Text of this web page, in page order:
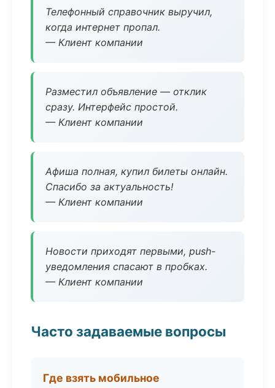
Телефонный справочник выручил,
когда интернет пропал.
— Клиент компании
Разместил объявление — отклик
сразу. Интерфейс простой.
— Клиент компании
Афиша полная, купил билеты онлайн.
Спасибо за актуальность!
— Клиент компании
Новости приходят первыми, push-
уведомления спасают в пробках.
— Клиент компании
Часто задаваемые вопросы
Где взять мобильное